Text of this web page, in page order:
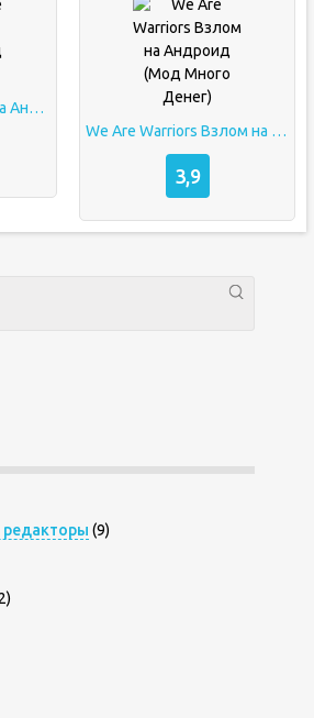
FC 24 Mobile Взлом на Андроид (Мод Много Денег)
We Are Warriors Взлом на Андроид (Мод Много Денег)
3,9
(9)